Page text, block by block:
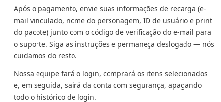
Após o pagamento, envie suas informações de recarga (e-
mail vinculado, nome do personagem, ID de usuário e print
do pacote) junto com o código de verificação do e-mail para
o suporte. Siga as instruções e permaneça deslogado — nós
cuidamos do resto.
Nossa equipe fará o login, comprará os itens selecionados
e, em seguida, sairá da conta com segurança, apagando
todo o histórico de login.